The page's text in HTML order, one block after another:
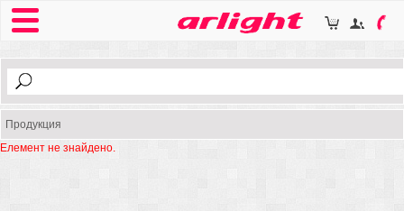
Продукция
Елемент не знайдено.